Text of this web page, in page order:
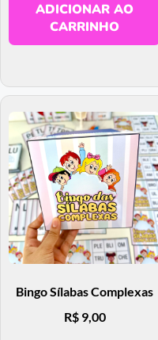
ADICIONAR AO
CARRINHO
Bingo Sílabas Complexas
R$9,00